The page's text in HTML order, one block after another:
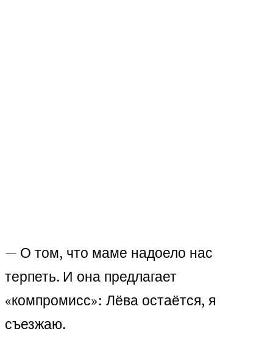
— О том, что маме надоело нас
терпеть. И она предлагает
«компромисс»: Лёва остаётся, я
съезжаю.